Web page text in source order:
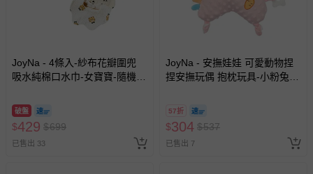
針對滿件折/滿額贈…等活動，如因部份退貨，而該訂單保
回。
豫期範圍：
易於腐敗、保存期限較短或解約時即將逾期（例如生鮮
JoyNa - 4條入-紗布花瓣圍兜
吸水純棉口水巾-女寶寶-隨機4
破盤
$429 $699
已售出 33
JoyNa - 安撫娃娃 可愛動物捏
捏安撫玩偶 抱枕玩具-小粉兔
57折
$304 $537
已售出 7